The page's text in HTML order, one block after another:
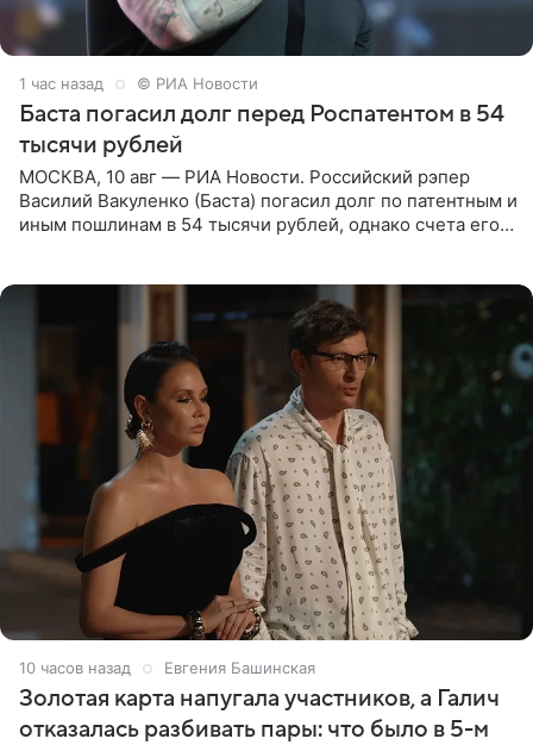
1 час назад © РИА Новости
Баста погасил долг перед Роспатентом в 54
тысячи рублей
МОСКВА, 10 авг — РИА Новости. Российский рэпер
Василий Вакуленко (Баста) погасил долг по патентным и
иным пошлинам в 54 тысячи рублей, однако счета его
10 часов назад Евгения Башинская
Золотая карта напугала участников, а Галич
отказалась разбивать пары: что было в 5-м